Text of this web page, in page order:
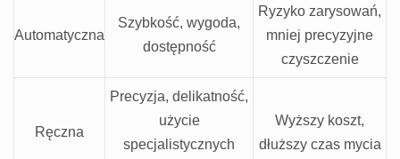
Automatyczna
Szybkość, wygoda,
dostępność
Ryzyko zarysowań,
mniej precyzyjne
czyszczenie
Ręczna
Precyzja, delikatność,
użycie
specjalistycznych
Wyższy koszt,
dłuższy czas mycia